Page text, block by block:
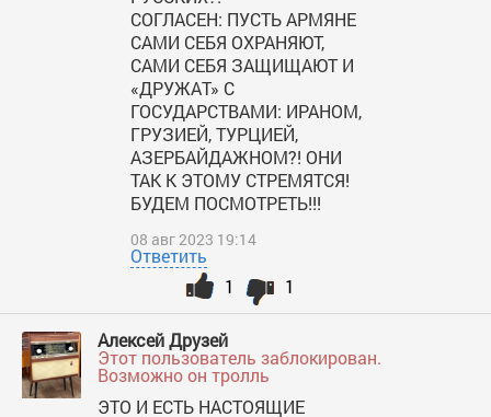
СОГЛАСЕН: ПУСТЬ АРМЯНЕ
САМИ СЕБЯ ОХРАНЯЮТ,
САМИ СЕБЯ ЗАЩИЩАЮТ И
«ДРУЖАТ» С
ГОСУДАРСТВАМИ: ИРАНОМ,
ГРУЗИЕЙ, ТУРЦИЕЙ,
АЗЕРБАЙДАЖНОМ?! ОНИ
ТАК К ЭТОМУ СТРЕМЯТСЯ!
БУДЕМ ПОСМОТРЕТЬ!!!
08 авг 2023 19:14
Ответить
1
1
Алексей Друзей
Этот пользователь заблокирован.
Возможно он тролль
ЭТО И ЕСТЬ НАСТОЯЩИЕ